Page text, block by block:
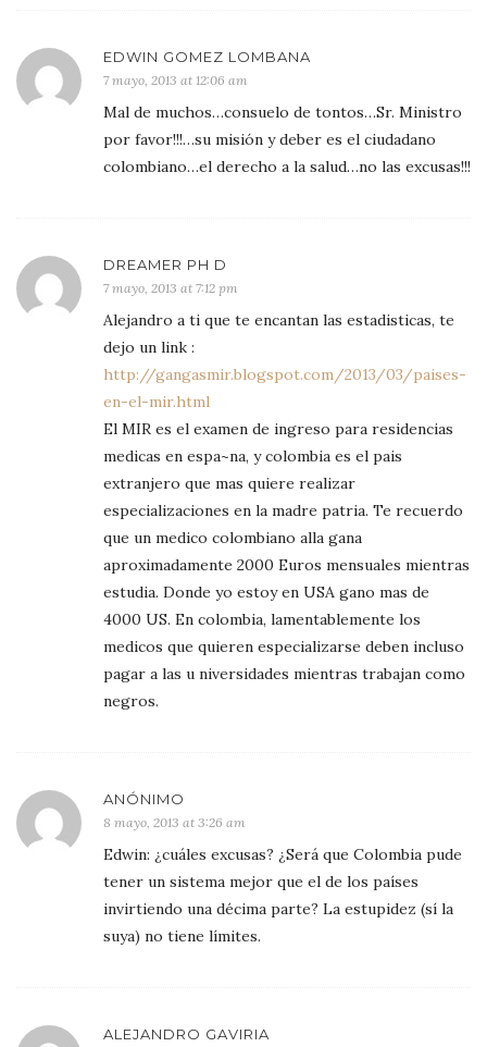
EDWIN GOMEZ LOMBANA
7 mayo, 2013 at 12:06 am
Mal de muchos…consuelo de tontos…Sr. Ministro
por favor!!!…su misión y deber es el ciudadano
colombiano…el derecho a la salud…no las excusas!!!
DREAMER PH D
7 mayo, 2013 at 7:12 pm
Alejandro a ti que te encantan las estadisticas, te
dejo un link :
http://gangasmir.blogspot.com/2013/03/paises-
en-el-mir.html
El MIR es el examen de ingreso para residencias
medicas en espa~na, y colombia es el pais
extranjero que mas quiere realizar
especializaciones en la madre patria. Te recuerdo
que un medico colombiano alla gana
aproximadamente 2000 Euros mensuales mientras
estudia. Donde yo estoy en USA gano mas de
4000 US. En colombia, lamentablemente los
medicos que quieren especializarse deben incluso
pagar a las u niversidades mientras trabajan como
negros.
ANÓNIMO
8 mayo, 2013 at 3:26 am
Edwin: ¿cuáles excusas? ¿Será que Colombia pude
tener un sistema mejor que el de los países
invirtiendo una décima parte? La estupidez (sí la
suya) no tiene límites.
ALEJANDRO GAVIRIA